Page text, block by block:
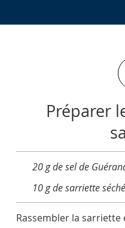
Préparer
20 g de sel de
10 g de sarriette
Rassembler la sarriette